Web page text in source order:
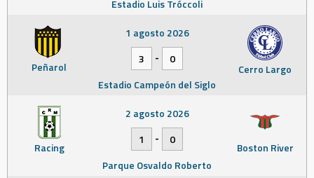
Estadio Luis Tróccoli
Peñarol Cerro Largo
1 agosto 2026
3
-
0
Estadio Campeón del Siglo
Racing Boston River
2 agosto 2026
1
-
0
Parque Osvaldo Roberto